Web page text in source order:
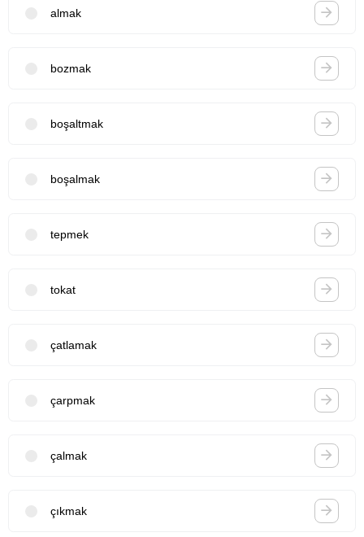
almak
bozmak
boşaltmak
boşalmak
tepmek
tokat
çatlamak
çarpmak
çalmak
çıkmak